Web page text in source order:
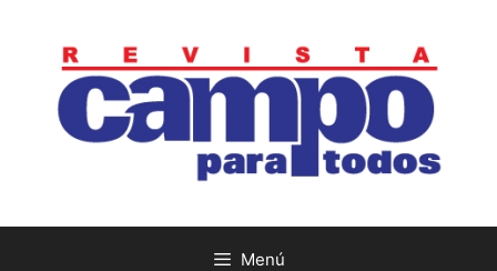
contenido
Menú